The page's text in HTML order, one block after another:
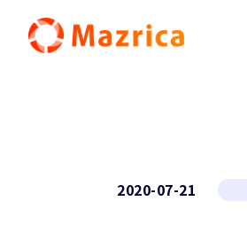
2020-07-21